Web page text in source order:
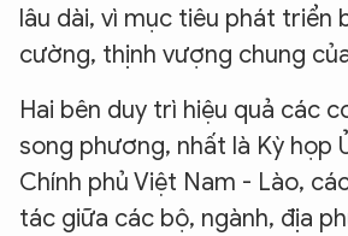
lâu dài, vì mục tiêu phát triển
cường, thịnh vượng chung
Hai bên duy trì hiệu quả các
song phương, nhất là Kỳ họp
Chính phủ Việt Nam - Lào,
tác giữa các bộ, ngành, địa